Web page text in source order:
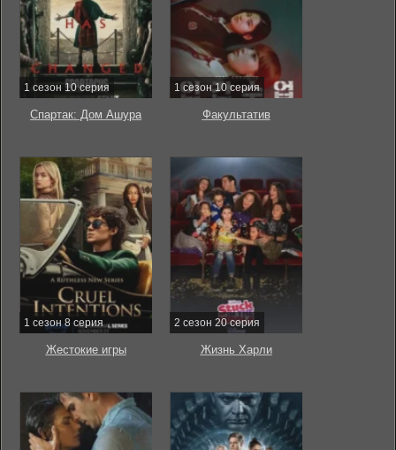
1 сезон 10 серия
Спартак: Дом Ашура
1 сезон 10 серия
Факультатив
1 сезон 8 серия
Жестокие игры
2 сезон 20 серия
Жизнь Харли